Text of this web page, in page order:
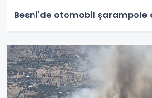
Besni'de otomobil şarampole